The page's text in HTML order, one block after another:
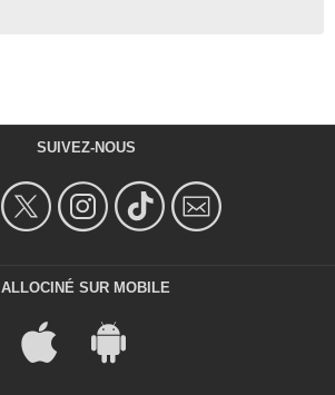
SUIVEZ-NOUS
ALLOCINÉ SUR MOBILE